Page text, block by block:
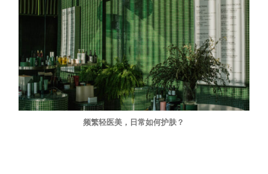
频繁轻医美，日常如何护肤？